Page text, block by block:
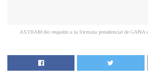
ASTRAM dio respaldo a la fórmula presidencial de GANA